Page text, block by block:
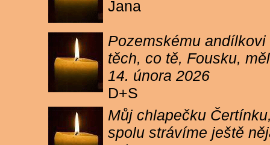
Jana
Pozemskému
těch, co tě, Fousku,
14. února 2026
D+S
Můj chlapečku
spolu strávíme ještě